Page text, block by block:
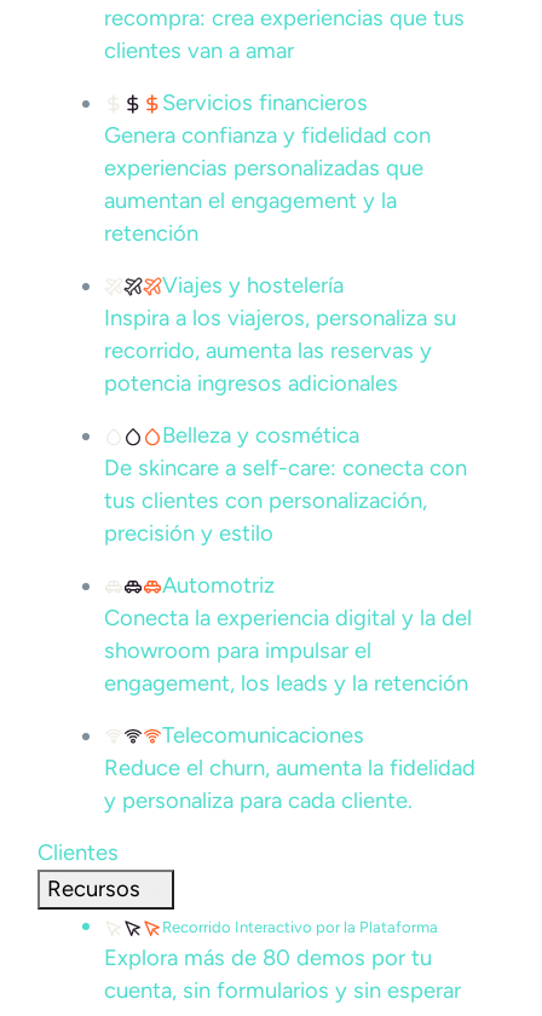
recompra: crea experiencias que tus
clientes van a amar
Servicios financieros
Genera confianza y fidelidad con
experiencias personalizadas que
aumentan el engagement y la
retención
Viajes y hostelería
Inspira a los viajeros, personaliza su
recorrido, aumenta las reservas y
potencia ingresos adicionales
Belleza y cosmética
De skincare a self-care: conecta con
tus clientes con personalización,
precisión y estilo
Automotriz
Conecta la experiencia digital y la del
showroom para impulsar el
engagement, los leads y la retención
Telecomunicaciones
Reduce el churn, aumenta la fidelidad
y personaliza para cada cliente.
Clientes
Recursos
Recorrido Interactivo por la Plataforma
Explora más de 80 demos por tu
cuenta, sin formularios y sin esperar